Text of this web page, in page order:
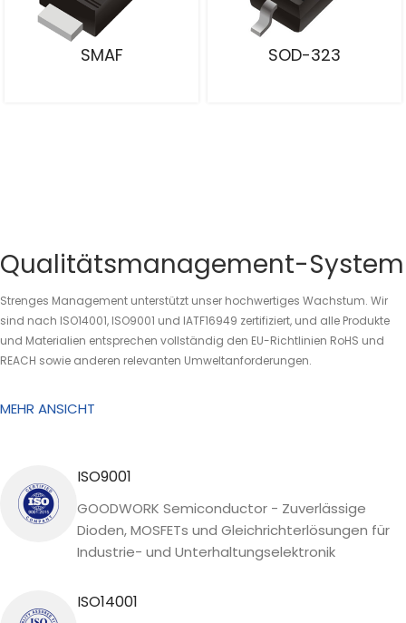
SMAF SOD-323
Qualitätsmanagement-System
Strenges Management unterstützt unser hochwertiges Wachstum. Wir
sind nach ISO14001, ISO9001 und IATF16949 zertifiziert, und alle Produkte
und Materialien entsprechen vollständig den EU-Richtlinien RoHS und
REACH sowie anderen relevanten Umweltanforderungen.
MEHR ANSICHT
ISO9001
GOODWORK Semiconductor - Zuverlässige
Dioden, MOSFETs und Gleichrichterlösungen für
Industrie- und Unterhaltungselektronik
ISO14001